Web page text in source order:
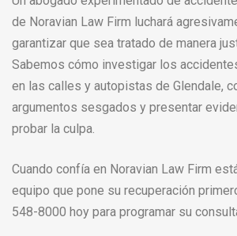
de Noravian Law Firm luchará
garantizar que sea tratado de manera
Sabemos cómo investigar los
en las calles y autopistas de Glendale,
argumentos sesgados y presentar
probar la culpa.
Cuando confía en Noravian Law Firm
equipo que pone su recuperación
548-8000 hoy para programar su